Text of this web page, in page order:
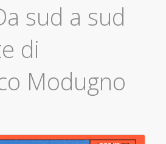
sud a sud
di
Modugno